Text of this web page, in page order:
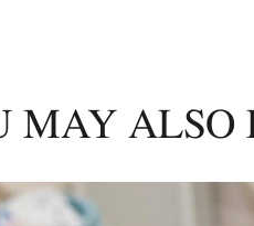
MAY ALSO